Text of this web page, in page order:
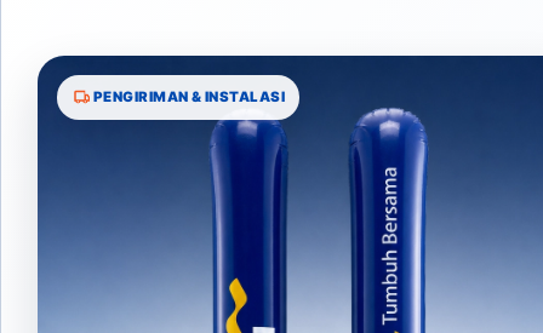
PENGIRIMAN & INSTALASI